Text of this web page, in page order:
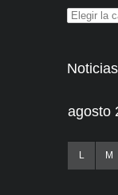
agosto
L M